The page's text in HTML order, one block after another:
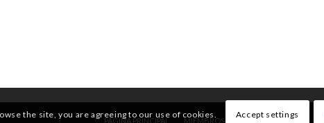
PÁGINA PRINCIPAL MIEMBROS QUIENES SOMOS
the site, you are agreeing to our use of cookies. Accept settings